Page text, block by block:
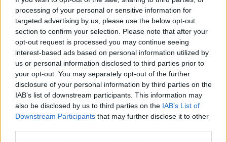
processing of your personal or sensitive information for
targeted advertising by us, please use the below opt-out
section to confirm your selection. Please note that after your
opt-out request is processed you may continue seeing
interest-based ads based on personal information utilized by
us or personal information disclosed to third parties prior to
your opt-out. You may separately opt-out of the further
disclosure of your personal information by third parties on the
IAB’s list of downstream participants. This information may
also be disclosed by us to third parties on the IAB’s List of
Downstream Participants that may further disclose it to other
raddoppiati i numeri del 2020. Lo scorso anno avevano partecipato
100 persone, oggi sono statiesattamente 209 i camminatori.
percorso, ad anello, si snodava in circa 16 chilometri. Un
itinerariofacile e al contempo suggestivo che ripercorre in parte
sentiero Matteagi del Cai di Arezzo, conpartenza da Villa
Severi e arrivo a Poti dove è stato allestito un punto di ristoro ad
offerta gestito daivolontari del Calcit.
Le guide ambientali escursionistiche abilitate dell’associazione "A
Piede libero"hanno condotto la camminatae segnalato il